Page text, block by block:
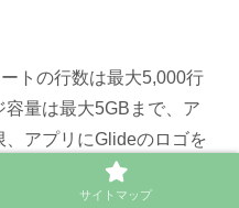
トの行数は最大5,000行
容量は最大5GBまで、ア
アプリにGlideのロゴを
サイトマップ